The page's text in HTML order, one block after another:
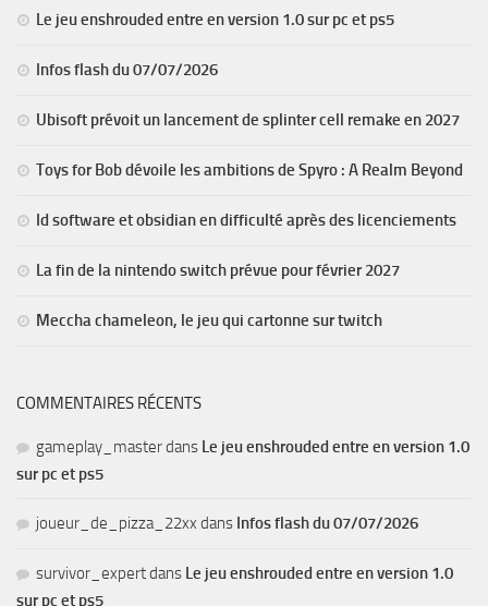
Le jeu enshrouded entre en version 1.0 sur pc et ps5
Infos flash du 07/07/2026
Ubisoft prévoit un lancement de splinter cell remake en 2027
Toys for Bob dévoile les ambitions de Spyro : A Realm Beyond
Id software et obsidian en difficulté après des licenciements
La fin de la nintendo switch prévue pour février 2027
Meccha chameleon, le jeu qui cartonne sur twitch
COMMENTAIRES RÉCENTS
gameplay_masterdans Le jeu enshrouded entre en version 1.0
sur pc et ps5
joueur_de_pizza_22xx dans Infos flash du 07/07/2026
survivor_expertdans Le jeu enshrouded entre en version 1.0
sur pc et ps5